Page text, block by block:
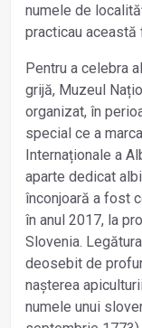
numele de
practicau
Pentru a celebra
grijă, Muzeul
organizat, în
special ce a
Internaționale a
aparte dedicat
înconjoară a fost
în anul 2017, la
Slovenia.
deosebit de
nașterea
numele unui